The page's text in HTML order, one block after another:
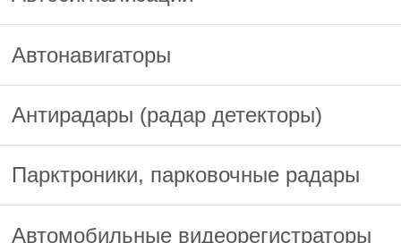
Автонавигаторы
Антирадары (радар детекторы)
Парктроники, парковочные радары
Автомобильные видеорегистраторы